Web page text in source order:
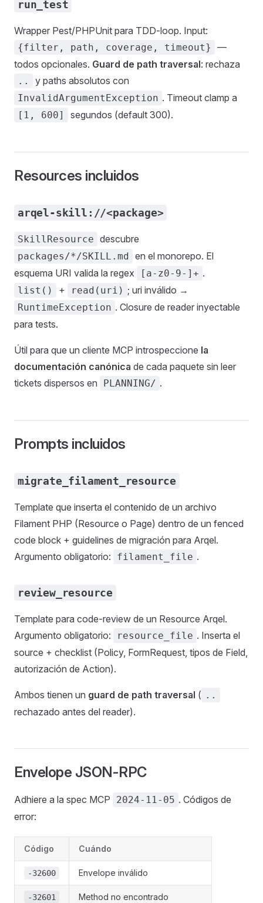
run_test
Wrapper Pest/PHPUnit para TDD-loop. Input:
{filter, path, coverage, timeout}
—
todos opcionales. Guard de path traversal: rechaza
.. y paths absolutos con
InvalidArgumentException . Timeout clamp a
[1, 600] segundos (default 300).
Resources incluidos
arqel-skill://<package>
SkillResource descubre
packages/*/SKILL.md en el monorepo. El
esquema URI valida la regex
[a-z0-9-]+ .
list() + read(uri) ; uri inválido →
RuntimeException . Closure de reader inyectable
para tests.
Útil para que un cliente MCP introspeccione la
documentación canónica de cada paquete sin leer
tickets dispersos en
PLANNING/ .
Prompts incluidos
migrate_filament_resource
Template que inserta el contenido de un archivo
Filament PHP (Resource o Page) dentro de un fenced
code block + guidelines de migración para Arqel.
Argumento obligatorio:
filament_file .
review_resource
Template para code-review de un Resource Arqel.
Argumento obligatorio:
resource_file . Inserta el
source + checklist (Policy, FormRequest, tipos de Field,
autorización de Action).
Ambos tienen un guard de path traversal ( ..
rechazado antes del reader).
Envelope JSON-RPC
Adhiere a la spec MCP 2024-11-05 . Códigos de
error:
Código Cuándo
-32600 Envelope inválido
-32601 Method no encontrado